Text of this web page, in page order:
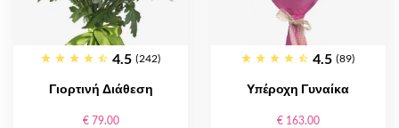
4.5 (242)
Γιορτινή Διάθεση
€ 79.00
4.5 (89)
Υπέροχη Γυναίκα
€ 163.00